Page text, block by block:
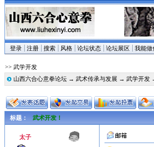
登录 注册 搜索 风格 论坛状态 论坛展区 我能做
>> 武学开发
山西六合心意拳论坛→ 武术传承与发展 → 武学开发
标题： 武术开发！
太子